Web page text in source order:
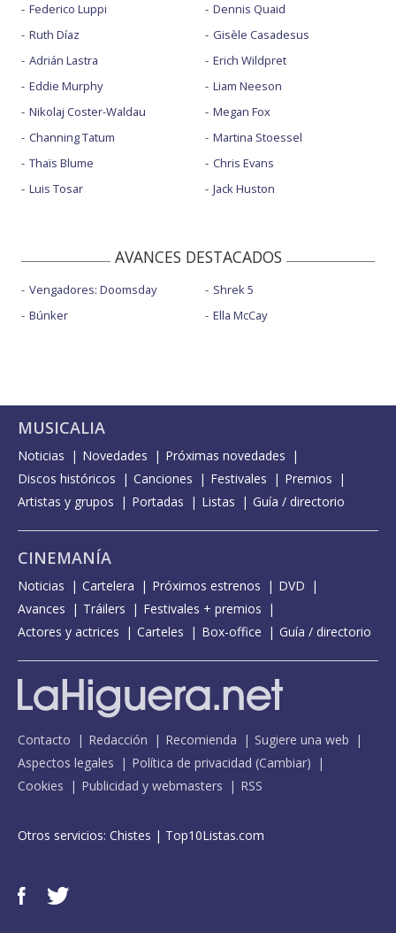
Federico Luppi
Ruth Díaz
Adrián Lastra
Eddie Murphy
Nikolaj Coster-Waldau
Channing Tatum
Thaïs Blume
Luis Tosar
Dennis Quaid
Gisèle Casadesus
Erich Wildpret
Liam Neeson
Megan Fox
Martina Stoessel
Chris Evans
Jack Huston
AVANCES DESTACADOS
Vengadores: Doomsday
Búnker
Shrek 5
Ella McCay
MUSICALIA
Noticias Novedades
Próximas novedades
Discos históricos
Canciones Festivales
Premios
Artistas y grupos
Portadas Listas Guía / directorio
CINEMANÍA
Noticias Cartelera Próximos estrenos
DVD
Avances
Tráilers
Festivales + premios
Actores y actrices
Carteles Box-office Guía / directorio
Contacto Redacción Recomienda
Sugiere una web
Aspectos legales
Política de privacidad (Cambiar)
Cookies
Publicidad y webmasters RSS
Otros servicios: Chistes | Top10Listas.com